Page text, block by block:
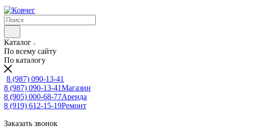
Каталог
По всему сайту
По каталогу
8 (987) 090-13-41
8 (987) 090-13-41Магазин
8 (905) 000-68-77Аренда
8 (919) 612-15-19Ремонт
Заказать звонок